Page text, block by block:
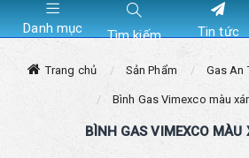
Danh mục Tìm kiếm Tin tức
Trang chủ Sản Phẩm Gas An
Bình Gas Vimexco màu
BÌNH GAS VIMEXCO MÀU